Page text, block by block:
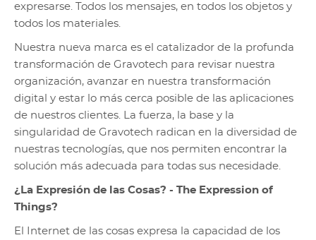
expresarse. Todos los mensajes, en todos los objetos y
todos los materiales.
Nuestra nueva marca es el catalizador de la profunda
transformación de Gravotech para revisar nuestra
organización, avanzar en nuestra transformación
digital y estar lo más cerca posible de las aplicaciones
de nuestros clientes. La fuerza, la base y la
singularidad de Gravotech radican en la diversidad de
nuestras tecnologías, que nos permiten encontrar la
solución más adecuada para todas sus necesidade.
¿La Expresión de las Cosas? - The Expression of
Things?
El Internet de las cosas expresa la capacidad de los